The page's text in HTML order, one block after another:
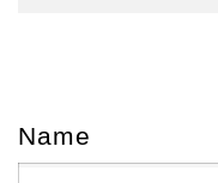
Name